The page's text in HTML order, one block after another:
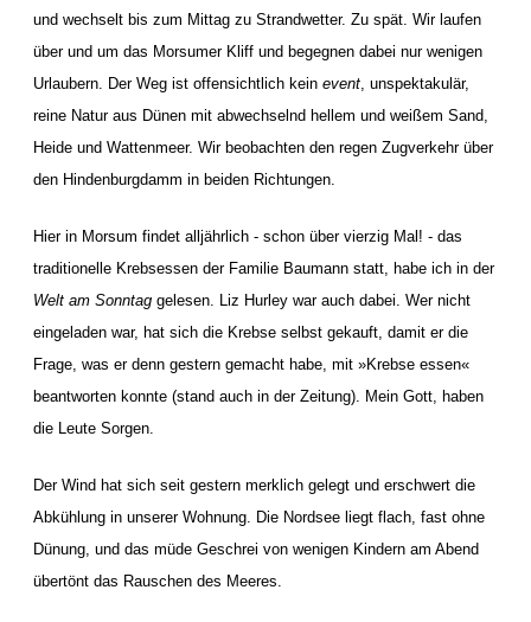
und wechselt bis zum Mittag zu Strandwetter. Zu spät. Wir laufen
über und um das Morsumer Kliff und begegnen dabei nur wenigen
Urlaubern. Der Weg ist offensichtlich kein event, unspektakulär,
reine Natur aus Dünen mit abwechselnd hellem und weißem Sand,
Heide und Wattenmeer. Wir beobachten den regen Zugverkehr über
den Hindenburgdamm in beiden Richtungen.
Hier in Morsum findet alljährlich - schon über vierzig Mal! - das
traditionelle Krebsessen der Familie Baumann statt, habe ich in der
Welt am Sonntag gelesen. Liz Hurley war auch dabei. Wer nicht
eingeladen war, hat sich die Krebse selbst gekauft, damit er die
Frage, was er denn gestern gemacht habe, mit »Krebse essen«
beantworten konnte (stand auch in der Zeitung). Mein Gott, haben
die Leute Sorgen.
Der Wind hat sich seit gestern merklich gelegt und erschwert die
Abkühlung in unserer Wohnung. Die Nordsee liegt flach, fast ohne
Dünung, und das müde Geschrei von wenigen Kindern am Abend
übertönt das Rauschen des Meeres.